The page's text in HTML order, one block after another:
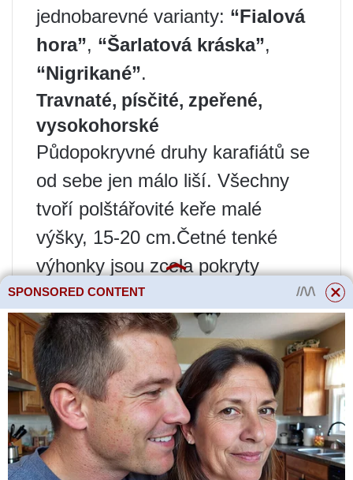
jednobarevné varianty: “Fialová
hora”, “Šarlatová kráska”,
“Nigrikané”.
Travnaté, písčité, zpeřené,
vysokohorské
Půdopokryvné druhy karafiátů se
od sebe jen málo liší. Všechny
tvoří polštářovité keře malé
výšky, 15-20 cm.Četné tenké
výhonky jsou zcela pokryty
úzkými modrozelenými listy, díky
čemuž rostliny vypadají
dekorativní i bez květů.
SPONSORED CONTENT